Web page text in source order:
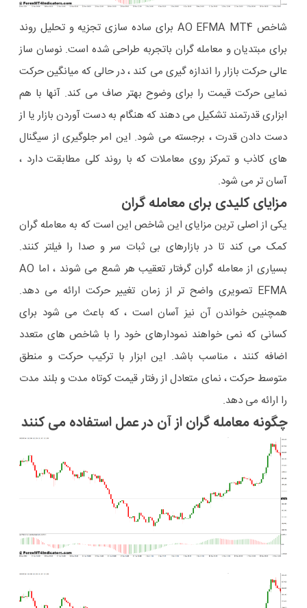
شاخص AO EFMA MT4 برای ساده سازی تجزیه و تحلیل روند
برای مبتدیان و معامله گران باتجربه طراحی شده است. نوسان ساز
عالی حرکت بازار را اندازه گیری می کند ، در حالی که میانگین حرکت
نمایی حرکت قیمت را برای وضوح بهتر صاف می کند. آنها با هم
ابزاری قدرتمند تشکیل می دهند که هنگام به دست آوردن بازار یا از
دست دادن قدرت ، برجسته می شود. این امر جلوگیری از سیگنال
های کاذب و تمرکز روی معاملات که با روند کلی مطابقت دارد ،
آسان تر می شود.
مزایای کلیدی برای معامله گران
یکی از اصلی ترین مزایای این شاخص این است که به معامله گران
کمک می کند تا در بازارهای بی ثبات سر و صدا را فیلتر کنند.
بسیاری از معامله گران گرفتار تعقیب هر شمع می شوند ، اما AO
EFMA تصویری واضح تر از زمان تغییر حرکت ارائه می دهد.
همچنین خواندن آن نیز آسان است ، که باعث می شود برای
کسانی که نمی خواهند نمودارهای خود را با شاخص های متعدد
اضافه کنند ، مناسب باشد. این ابزار با ترکیب حرکت و منطق
متوسط ​​حرکت ، نمای متعادل از رفتار قیمت کوتاه مدت و بلند مدت
را ارائه می دهد.
چگونه معامله گران از آن در عمل استفاده می کنند